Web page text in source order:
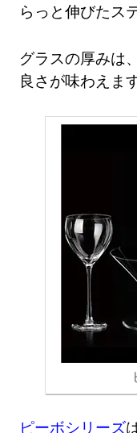
らっと伸びたス
グラスの厚みは
良さが味わえます
ピーボシリーズ